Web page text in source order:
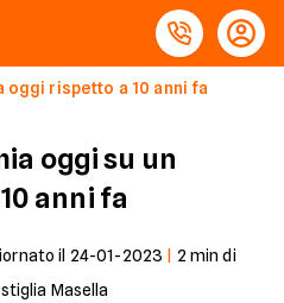
oggi rispetto a 10 anni fa
oggi su un
anni fa
il 24-01-2023 2 min di
Masella